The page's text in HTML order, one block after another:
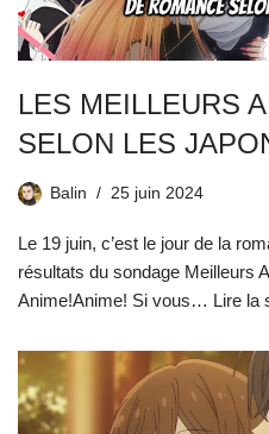
LES MEILLEURS
SELON LES
Balin 25 juin 2024
Le 19 juin, c’est le jour de la
résultats du sondage Meilleurs
Anime!Anime! Si vous… Lire la